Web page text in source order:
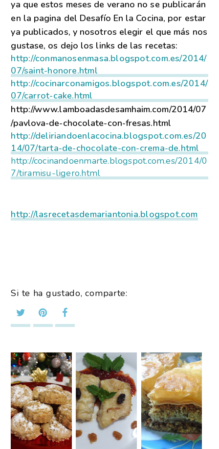
ya que estos meses de verano no se publicarán
en la pagina del Desafío En la Cocina, por estar
ya publicados, y nosotros elegir el que más nos
gustase, os dejo los links de las recetas:
http://conmanosenmasa.blogspot.com.es/2014/
07/saint-honore.html
http://cocinarconamigos.blogspot.com.es/2014/
07/carrot-cake.html
http://www.lamboadasdesamhaim.com/2014/07
/pavlova-de-chocolate-con-fresas.html
http://deliriandoenlacocina.blogspot.com.es/20
14/07/tarta-de-chocolate-con-crema-de.html
http://cocinandoenmarte.blogspot.com.es/2014/0
7/tiramisu-ligero.html
http://lasrecetasdemariantonia.blogspot.com
Si te ha gustado, comparte: